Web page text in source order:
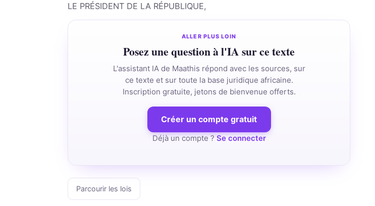
LE PRÉSIDENT DE LA RÉPUBLIQUE,
ALLER PLUS LOIN
Posez une question à l'IA sur ce texte
L'assistant IA de Maathis répond avec les sources, sur
ce texte et sur toute la base juridique africaine.
Inscription gratuite, jetons de bienvenue offerts.
Créer un compte gratuit
Déjà un compte ?Se connecter
Parcourir les lois